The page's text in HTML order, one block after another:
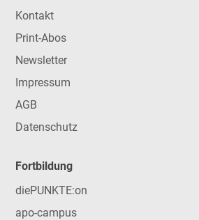
Kontakt
Print-Abos
Newsletter
Impressum
AGB
Datenschutz
Fortbildung
diePUNKTE:on
apo-campus